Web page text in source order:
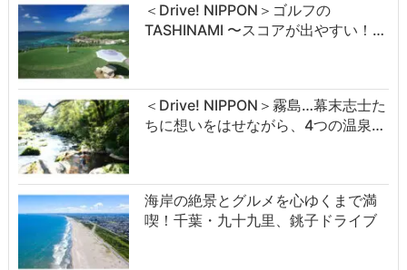
＜Drive! NIPPON＞ゴルフの
TASHINAMI 〜スコアが出やすい！…
＜Drive! NIPPON＞霧島…幕末志士た
ちに想いをはせながら、4つの温泉…
海岸の絶景とグルメを心ゆくまで満
喫！千葉・九十九里、銚子ドライブ